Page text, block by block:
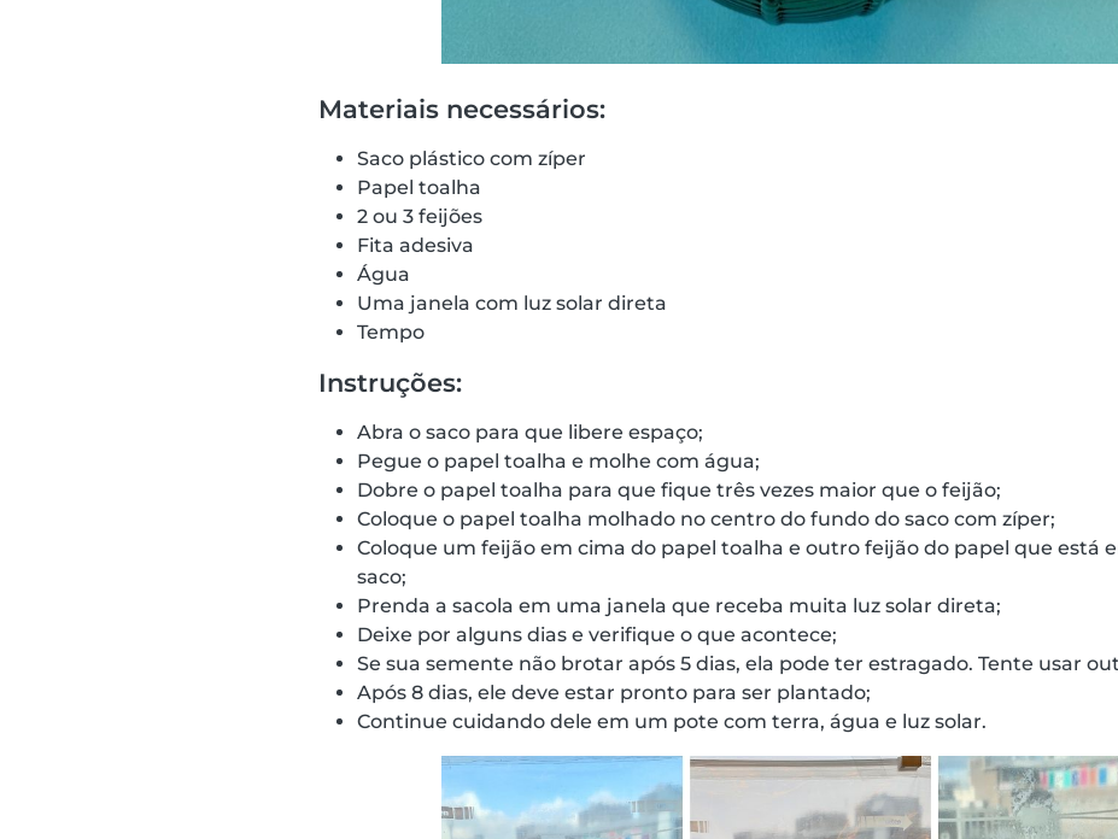
Materiais necessários:
Saco plástico com zíper
Papel toalha
2 ou 3 feijões
Fita adesiva
Água
Uma janela com luz solar direta
Tempo
Instruções:
Abra o saco para que libere espaço;
Pegue o papel toalha e molhe com água;
Dobre o papel toalha para que fique três vezes maior que o feijão;
Coloque o papel toalha molhado no centro do fundo do saco com zíper;
Coloque um feijão em cima do papel toalha e outro feijão do papel que está
saco;
Prenda a sacola em uma janela que receba muita luz solar direta;
Deixe por alguns dias e verifique o que acontece;
Se sua semente não brotar após 5 dias, ela pode ter estragado. Tente usar
Após 8 dias, ele deve estar pronto para ser plantado;
Continue cuidando dele em um pote com terra, água e luz solar.